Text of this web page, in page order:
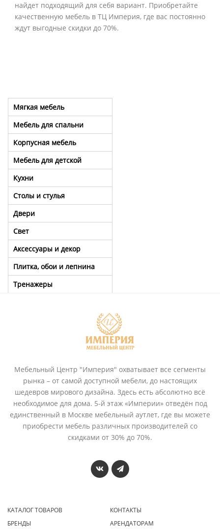
найдет подходящий для себя вариант. Приобретайте
качественную мебель в ТЦ Империя, где вас постоянно
ждут выгодные скидки до 70%.
Мягкая мебель
Мебель для спальни
Корпусная мебель
Мебель для детской
Кухни
Столы и стулья
Двери
Свет
Аксессуары и декор
Плитка, обои и лепнина
Тренажеры
Мебельный Центр "Империя" охватывает все сегменты
рынка – от самой доступной мебели, до настоящих
шедевров мирового дизайна. Здесь есть абсолютно всё
необходимое для дома. 5-й этаж «Империи» отведён под
единственный в Москве мебельный аутлет, где вы можете
приобрести мебель различных производителей со
скидками от 30% до 70%.
КАТАЛОГ ТОВАРОВ
БРЕНДЫ
КОНТАКТЫ
АРЕНДАТОРАМ